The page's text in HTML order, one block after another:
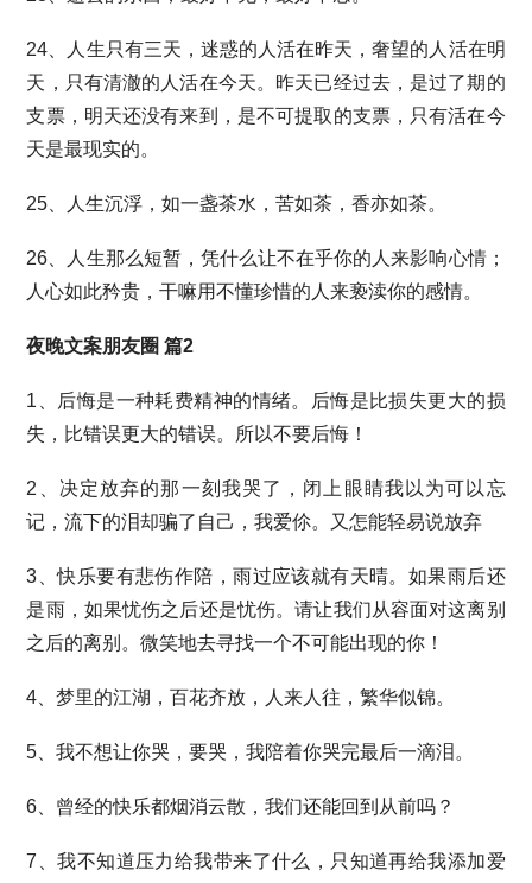
24、人生只有三天，迷惑的人活在昨天，奢望的人活在明
天，只有清澈的人活在今天。昨天已经过去，是过了期的
支票，明天还没有来到，是不可提取的支票，只有活在今
天是最现实的。
25、人生沉浮，如一盏茶水，苦如茶，香亦如茶。
26、人生那么短暂，凭什么让不在乎你的人来影响心情；
人心如此矜贵，干嘛用不懂珍惜的人来亵渎你的感情。
夜晚文案朋友圈 篇2
1、后悔是一种耗费精神的情绪。后悔是比损失更大的损
失，比错误更大的错误。所以不要后悔！
2、决定放弃的那一刻我哭了，闭上眼睛我以为可以忘
记，流下的泪却骗了自己，我爱伱。又怎能轻易说放弃
3、快乐要有悲伤作陪，雨过应该就有天晴。如果雨后还
是雨，如果忧伤之后还是忧伤。请让我们从容面对这离别
之后的离别。微笑地去寻找一个不可能出现的你！
4、梦里的江湖，百花齐放，人来人往，繁华似锦。
5、我不想让你哭，要哭，我陪着你哭完最后一滴泪。
6、曾经的快乐都烟消云散，我们还能回到从前吗？
7、我不知道压力给我带来了什么，只知道再给我添加爱